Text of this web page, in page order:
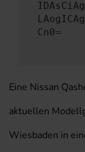
Cn0=
Eine Nissan
aktuellen
Wiesbaden in